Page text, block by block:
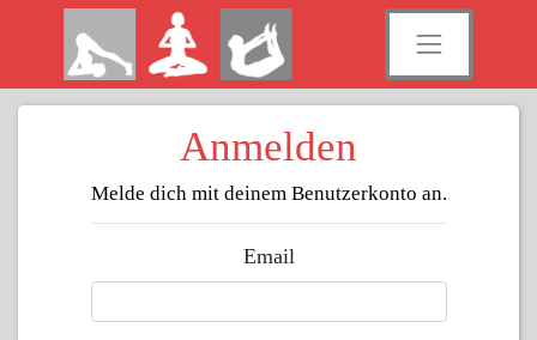
Anmelden
Melde dich mit deinem Benutzerkonto an.
Email